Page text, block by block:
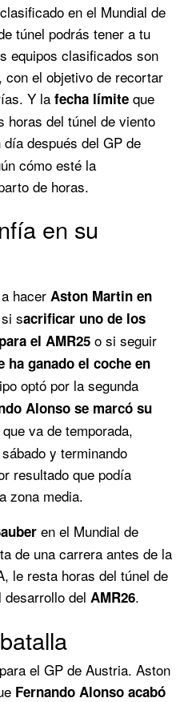
en el Mundial de
túnel podrás tener a tu
equipos clasificados son
con el objetivo de recortar
Y la fecha límite que
horas del túnel de viento
día después del GP de
cómo esté la
de horas.
en su
hacer Aston Martin en
sacrificar uno de los
el AMR25 o si seguir
ha ganado el coche en
optó por la segunda
Alonso se marcó su
va de temporada,
y terminando
resultado que podía
zona media.
en el Mundial de
de una carrera antes de la
le resta horas del túnel de
del AMR26.
el GP de Austria. Aston
Fernando Alonso acabó